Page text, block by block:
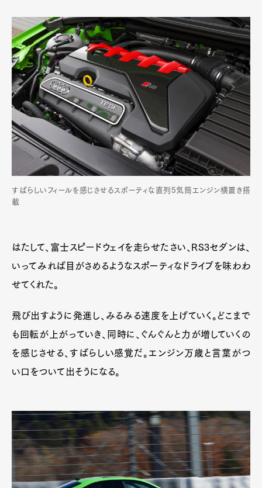
すばらしいフィールを感じさせるスポーティな直列5気筒エンジン横置き搭
載
はたして、富士スピードウェイを走らせたさい、RS3セダンは、
いってみれば目がさめるようなスポーティなドライブを味わわ
せてくれた。
飛び出すように発進し、みるみる速度を上げていく。どこまで
も回転が上がっていき、同時に、ぐんぐんと力が増していくの
を感じさせる、すばらしい感覚だ。エンジン万歳と言葉がつ
い口をついて出そうになる。